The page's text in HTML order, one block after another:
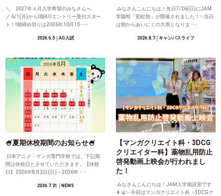
＼ 2027年４月入学希望のみなさんへ
／ 6/1(月)からⅠ期AOエントリー受付スター
ト！Ⅰ期締め切りは2026年10月10 ･･･
2026.6.5│AO入試
みなさんこんにちは！先日7/26(日)にJAM
学園祭「彩虹祭」が開催されました！✨当日
は朝からあいにくの大雨となりま ･･･
2026.8.7│キャンパスライフ
🍧夏期休校期間のお知らせ🍧
日本アニメ・マンガ専門学校では、下記期
間は休校日とさせていただきます。【休校
日】2026年8月2日(日)～2026年 ･･･
2026.7.31 │NEWS
【マンガクリエイト科・3DCG
クリエイター科】薬物乱用防止
啓発動画上映会が行われまし
た！
みなさんこんにちは！JAM入学相談室です
👩‍💻✨ 今回はマンガクリエイト科・3DCGク